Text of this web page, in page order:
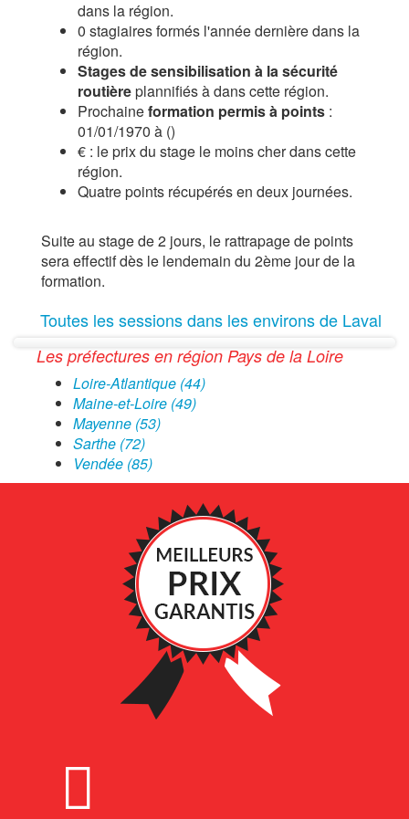
dans la région.
0 stagiaires formés l'année dernière dans la
région.
Stages de sensibilisation à la sécurité
routièreplannifiés à dans cette région.
Prochaineformation permis à points :
01/01/1970 à ()
€ : le prix du stage le moins cher dans cette
région.
Quatre points récupérés en deux journées.
Suite au stage de 2 jours, le rattrapage de points
sera effectif dès le lendemain du 2ème jour de la
formation.
Toutes les sessions dans les environs de Laval
Les préfectures en région Pays de la Loire
Loire-Atlantique (44)
Maine-et-Loire (49)
Mayenne (53)
Sarthe (72)
Vendée (85)